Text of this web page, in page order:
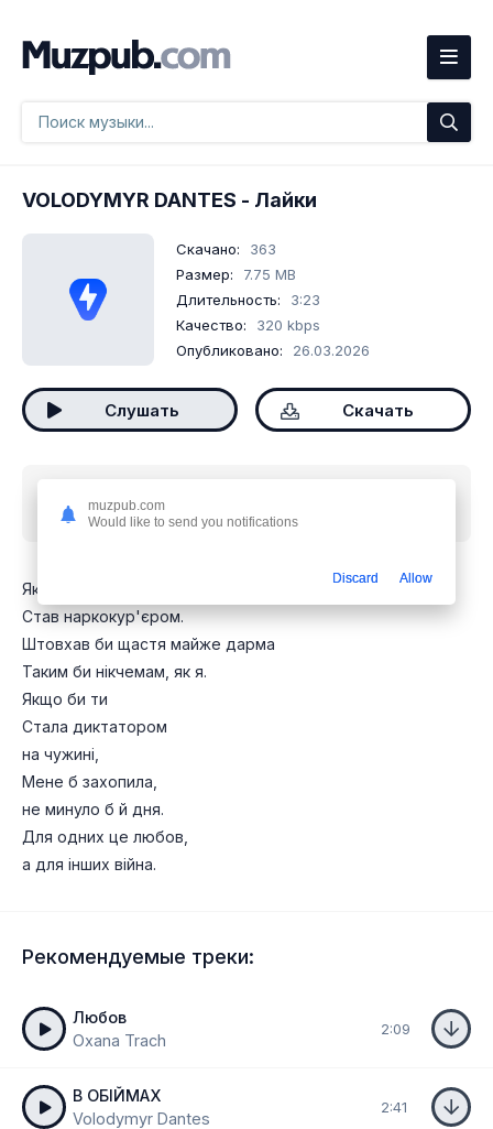
VOLODYMYR DANTES - Лайки
Скачано:
363
Размер:
7.75 MB
Длительность:
3:23
Качество:
320 kbps
Опубликовано:
26.03.2026
Слушать Скачать
бесплатно
Якщо би я
Став наркокур'єром.
Штовхав би щастя майже дарма
Таким би нікчемам, як я.
Якщо би ти
Стала диктатором
на чужині,
Мене б захопила,
не минуло б й дня.
Для одних це любов,
а для інших війна.
Рекомендуемые треки:
Любов
Oxana Trach
2:09
В ОБІЙМАХ
Volodymyr Dantes
2:41
muzpub.com
Would like to send you notifications
Discard Allow